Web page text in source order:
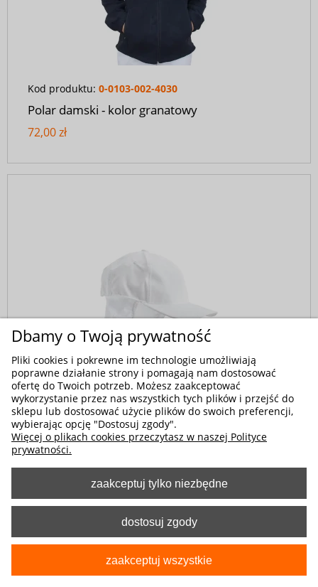
Kod produktu: 0-0103-002-4030
Polar damski - kolor granatowy
72,00 zł
Kod produktu:2-0133-010-1080
Biała czapka robocza z daszkiem i siatką na
włosy
53,80 zł
Dbamy o Twoją prywatność
Pliki cookies i pokrewne im technologie umożliwiają
poprawne działanie strony i pomagają nam dostosować
ofertę do Twoich potrzeb. Możesz zaakceptować
wykorzystanie przez nas wszystkich tych plików i przejść do
sklepu lub dostosować użycie plików do swoich preferencji,
wybierając opcję "Dostosuj zgody".
Więcej o plikach cookies przeczytasz w naszej Polityce
prywatności.
zaakceptuj tylko niezbędne
dostosuj zgody
zaakceptuj wszystkie